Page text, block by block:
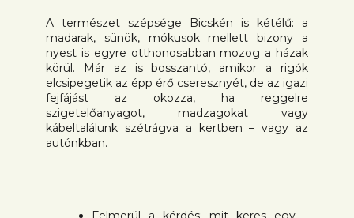
A természet szépsége Bicskén is kétélű: a
madarak, sünök, mókusok mellett bizony a
nyest is egyre otthonosabban mozog a házak
körül. Már az is bosszantó, amikor a rigók
elcsipegetik az épp érő cseresznyét, de az igazi
fejfájást az okozza, ha reggelre
szigetelőanyagot, madzagokat vagy
kábeltalálunk szétrágva a kertben – vagy az
autónkban.